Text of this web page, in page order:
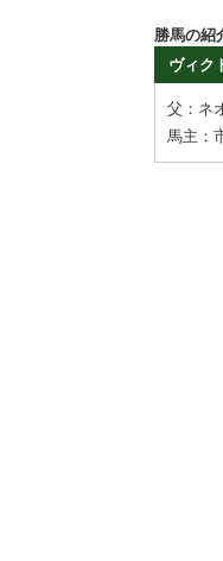
勝馬の紹
ヴィク
父：ネ
馬主：